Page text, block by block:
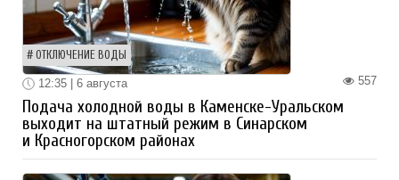
ОТКЛЮЧЕНИЕ ВОДЫ
557
12:35 | 6 августа
Подача холодной воды в Каменске-Уральском
выходит на штатный режим в Синарском
и Красногорском районах